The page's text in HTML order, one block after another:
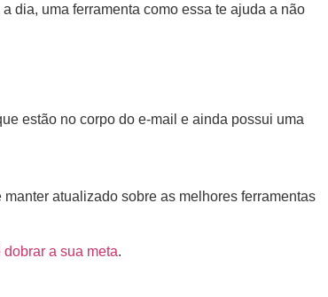
dia, uma ferramenta como essa te ajuda a não
estão no corpo do e-mail e ainda possui uma
atualizado sobre as melhores ferramentas
a sua meta.